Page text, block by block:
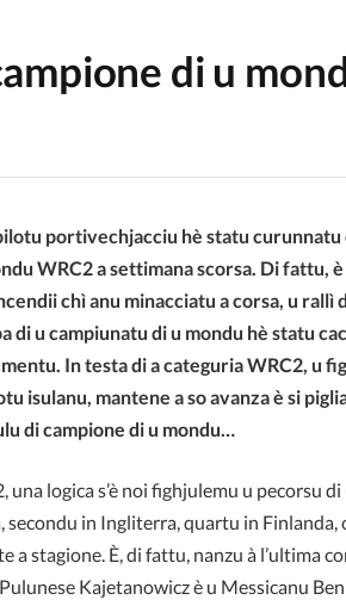
di u
portivechjacciu hè statu curunnatu
WRC2 a settimana scorsa. Di fattu,
chì anu minacciatu a corsa, u rallì
di u campiunatu di u mondu hè statu
In testa di a categuria WRC2, u
isulanu, mantene a so avanza è si
di campione di u mondu…
logica s’è noi fighjulemu u pecorsu
secondu in Ingliterra, quartu in Finlanda,
stagione. È, di fattu, nanzu à l’ultima
Kajetanowicz è u Messicanu